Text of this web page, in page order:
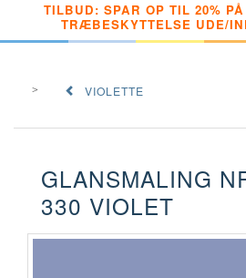
TILBUD: SPAR OP TIL 20%
TRÆBESKYTTELSE UDE/
VIOLETTE
GLANSMALING
330 VIOLET